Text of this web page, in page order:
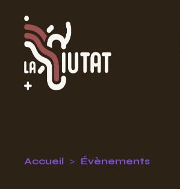
Accueil Évènements